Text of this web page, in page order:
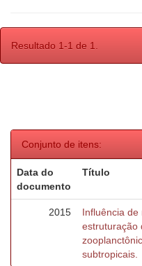
Resultado 1-1 de 1.
Conjunto de itens:
Data do
documento
Título
2015
Influência de
estruturação
subtropicais.